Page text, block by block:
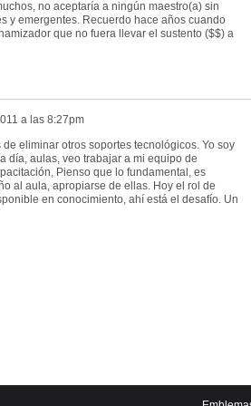
no aceptaría a ningún maestro(a) sin
y emergentes. Recuerdo hace años cuando
que no fuera llevar el sustento ($$) a
a las 8:27pm
eliminar otros soportes tecnológicos. Yo soy
día, aulas, veo trabajar a mi equipo de
Pienso que lo fundamental, es
al aula, apropiarse de ellas. Hoy el rol de
en conocimiento, ahí está el desafío. Un